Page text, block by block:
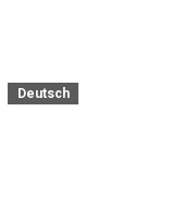
Deutsch